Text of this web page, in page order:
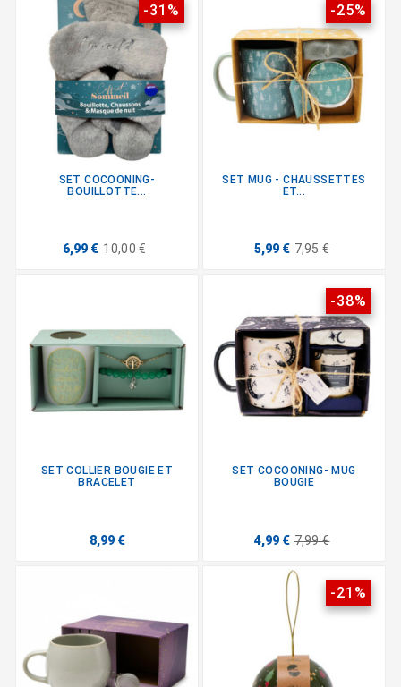
-31%
SET COCOONING-
BOUILLOTTE...
6,99 € 10,00 €
-25%
SET MUG - CHAUSSETTES
ET...
5,99 € 7,95 €
SET COLLIER BOUGIE ET
BRACELET
8,99 €
-38%
SET COCOONING- MUG
BOUGIE
4,99 € 7,99 €
-21%